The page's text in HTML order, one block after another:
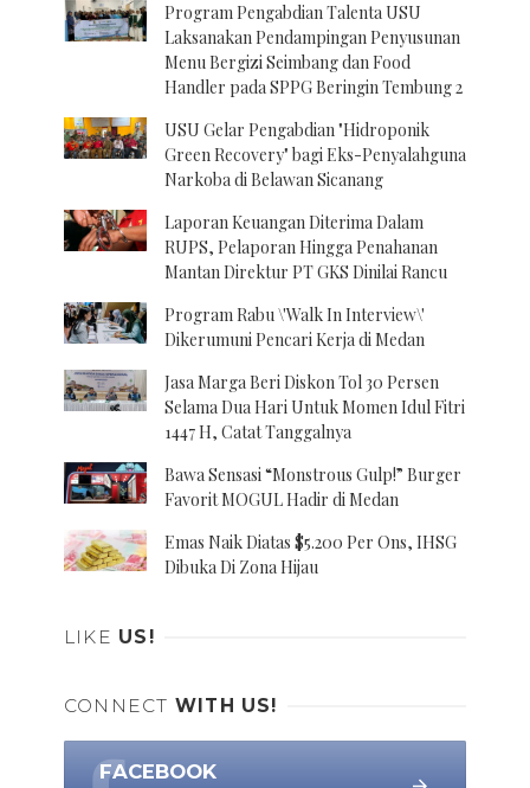
Program Pengabdian Talenta USU
Laksanakan Pendampingan Penyusunan
Menu Bergizi Seimbang dan Food
Handler pada SPPG Beringin Tembung 2
USU Gelar Pengabdian "Hidroponik
Green Recovery" bagi Eks-Penyalahguna
Narkoba di Belawan Sicanang
Laporan Keuangan Diterima Dalam
RUPS, Pelaporan Hingga Penahanan
Mantan Direktur PT GKS Dinilai Rancu
Program Rabu \'Walk In Interview\'
Dikerumuni Pencari Kerja di Medan
Jasa Marga Beri Diskon Tol 30 Persen
Selama Dua Hari Untuk Momen Idul Fitri
1447 H, Catat Tanggalnya
Bawa Sensasi “Monstrous Gulp!” Burger
Favorit MOGUL Hadir di Medan
Emas Naik Diatas $5.200 Per Ons, IHSG
Dibuka Di Zona Hijau
LIKE US!
CONNECT WITH US!
FACEBOOK